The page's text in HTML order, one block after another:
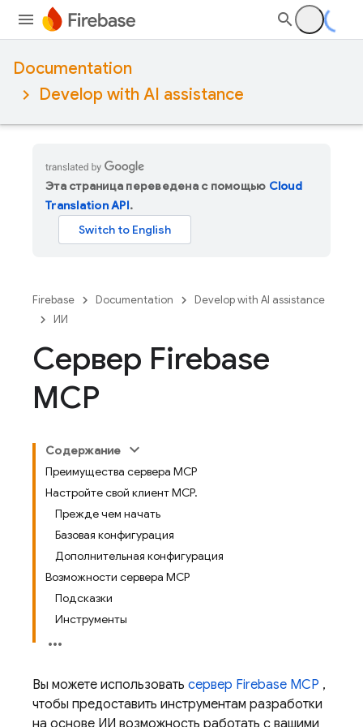
Documentation
Develop with AI assistance
Эта страница переведена с помощью Cloud
Translation API.
Firebase Documentation
Develop with AI assistance
ИИ
Сервер Firebase
MCP
Содержание
Преимущества сервера MCP
Настройте свой клиент MCP.
Прежде чем начать
Базовая конфигурация
Дополнительная конфигурация
Возможности сервера MCP
Подсказки
Инструменты
Вы можете использовать сервер Firebase MCP ,
чтобы предоставить инструментам разработки
на основе ИИ возможность работать с вашими